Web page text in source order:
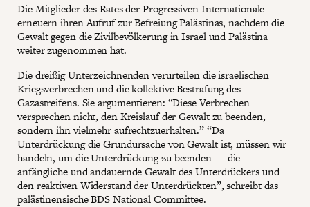
Die Mitglieder des Rates der Progressiven Internationale
erneuern ihren Aufruf zur Befreiung Palästinas, nachdem die
Gewalt gegen die Zivilbevölkerung in Israel und Palästina
weiter zugenommen hat.
Die dreißig Unterzeichnenden verurteilen die israelischen
Kriegsverbrechen und die kollektive Bestrafung des
Gazastreifens. Sie argumentieren: “Diese Verbrechen
versprechen nicht, den Kreislauf der Gewalt zu beenden,
sondern ihn vielmehr aufrechtzuerhalten.” “Da
Unterdrückung die Grundursache von Gewalt ist, müssen wir
handeln, um die Unterdrückung zu beenden — die
anfängliche und andauernde Gewalt des Unterdrückers und
den reaktiven Widerstand der Unterdrückten”, schreibt das
palästinensische BDS National Committee.